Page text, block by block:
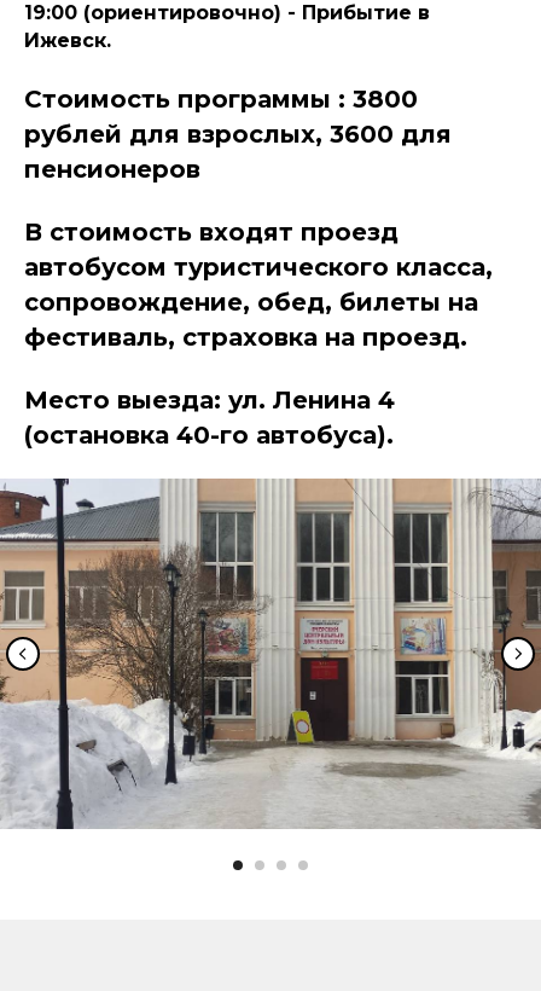
19:00 (ориентировочно) - Прибытие в
Ижевск.
Стоимость программы : 3800
рублей для взрослых, 3600 для
пенсионеров
В стоимость входят проезд
автобусом туристического класса,
сопровождение, обед, билеты на
фестиваль, страховка на проезд.
Место выезда: ул. Ленина 4
(остановка 40-го автобуса).